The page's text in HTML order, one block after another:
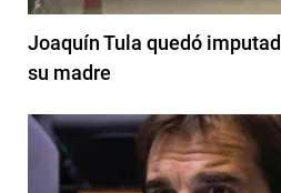
Joaquín Tula quedó
su madre